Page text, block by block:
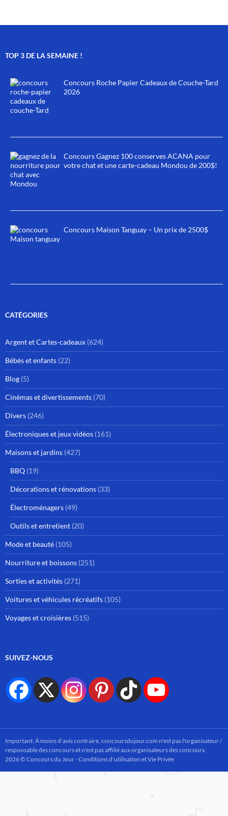
TOP 3 DE LA SEMAINE !
Concours Roche Papier Cadeaux de Couche-Tard
2026
Concours Gagnez 100 conserves ACANA pour
votre chat et une carte-cadeau Mondou de 200$!
Concours Maison Tanguay – Un prix de 2500$
CATÉGORIES
Argent et Cartes-cadeaux (624)
Bébés et enfants (22)
Blog (5)
Cinémas et divertissements (70)
Divers (246)
Électroniques et jeux vidéos (161)
Maisons et jardins (427)
BBQ (19)
Décorations et rénovations (33)
Électroménagers (49)
Outils et entretient (20)
Mode et beauté (105)
Nourriture et boissons (251)
Sorties et activités (271)
Voitures et véhicules récréatifs (105)
Voyages et croisières (515)
SUIVEZ-NOUS
Important: À moins d'avis contraire, concoursdujour.com n'est pas l'organisateur /
responsable des concours et n'est pas affilié aux organisateurs des concours.
2026 © Concours du Jour -Conditions d'utilisation et Vie Privée